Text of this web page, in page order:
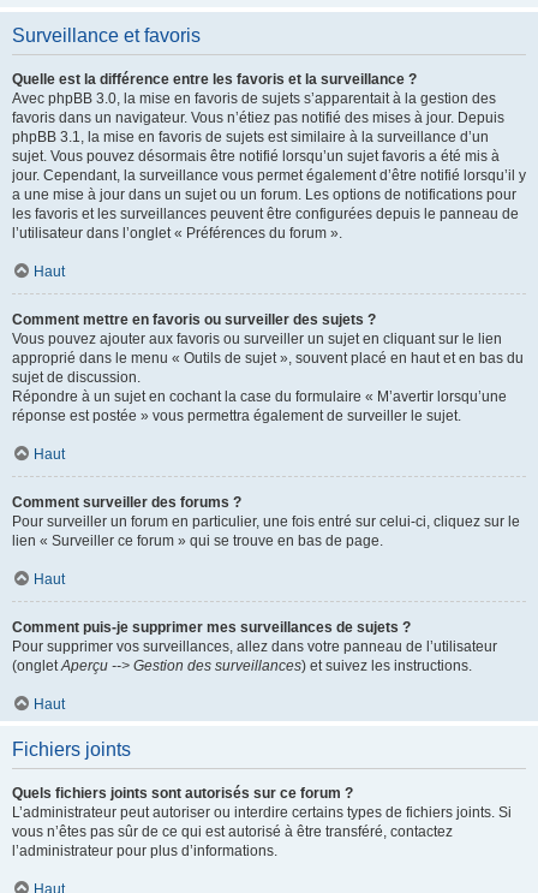
Surveillance et favoris
Quelle est la différence entre les favoris et la surveillance ?
Avec phpBB 3.0, la mise en favoris de sujets s’apparentait à la gestion des
favoris dans un navigateur. Vous n’étiez pas notifié des mises à jour. Depuis
phpBB 3.1, la mise en favoris de sujets est similaire à la surveillance d’un
sujet. Vous pouvez désormais être notifié lorsqu’un sujet favoris a été mis à
jour. Cependant, la surveillance vous permet également d’être notifié lorsqu’il y
a une mise à jour dans un sujet ou un forum. Les options de notifications pour
les favoris et les surveillances peuvent être configurées depuis le panneau de
l’utilisateur dans l’onglet « Préférences du forum ».
Haut
Comment mettre en favoris ou surveiller des sujets ?
Vous pouvez ajouter aux favoris ou surveiller un sujet en cliquant sur le lien
approprié dans le menu « Outils de sujet », souvent placé en haut et en bas du
sujet de discussion.
Répondre à un sujet en cochant la case du formulaire « M’avertir lorsqu’une
réponse est postée » vous permettra également de surveiller le sujet.
Haut
Comment surveiller des forums ?
Pour surveiller un forum en particulier, une fois entré sur celui-ci, cliquez sur le
lien « Surveiller ce forum » qui se trouve en bas de page.
Haut
Comment puis-je supprimer mes surveillances de sujets ?
Pour supprimer vos surveillances, allez dans votre panneau de l’utilisateur
(ongletAperçu --> Gestion des surveillances) et suivez les instructions.
Haut
Fichiers joints
Quels fichiers joints sont autorisés sur ce forum ?
L’administrateur peut autoriser ou interdire certains types de fichiers joints. Si
vous n’êtes pas sûr de ce qui est autorisé à être transféré, contactez
l’administrateur pour plus d’informations.
Haut